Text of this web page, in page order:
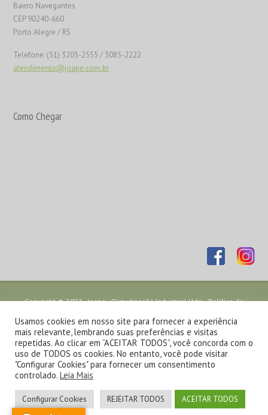
Bairro Navegantes
CEP 90240-660
Porto Alegre / RS
Telefone: (51) 3205-2555 / 3085-2222
atendimento@joape.com.br
Como Chegar
Copyright © 2022 - Joape - Climatização Industrial Ltda. -Política de
Usamos cookies em nosso site para fornecer a experiência
mais relevante, lembrando suas preferências e visitas
repetidas. Ao clicar em “ACEITAR TODOS”, você concorda com o
uso de TODOS os cookies. No entanto, você pode visitar
"Configurar Cookies" para fornecer um consentimento
controlado. Leia Mais
Configurar Cookies REJEITAR TODOS
ACEITAR TODOS